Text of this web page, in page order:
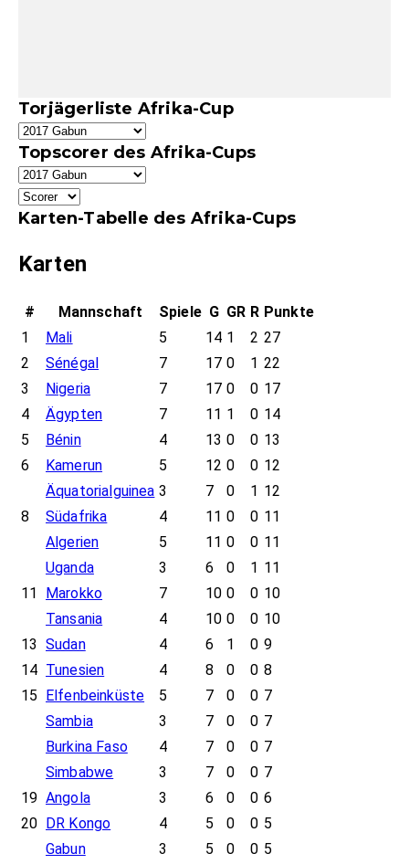
Torjägerliste Afrika-Cup
Topscorer des Afrika-Cups
Karten-Tabelle des Afrika-Cups
Karten
# Mannschaft Spiele G GR R Punkte
1
Mali 5 14 1 2 27
2
Sénégal 7 17 0 1 22
3
Nigeria 7 17 0 0 17
4
Ägypten 7 11 1 0 14
5
Bénin 4 13 0 0 13
6
Kamerun 5 12 0 0 12
Äquatorialguinea 3 7 0 1 12
8
Südafrika 4 11 0 0 11
Algerien
5 11 0 0 11
Uganda
3 6 0 1 11
11
Marokko 7 10 0 0 10
Tansania
4 10 0 0 10
13 Sudan 4 6 1 0 9
14 Tunesien 4 8 0 0 8
15 Elfenbeinküste 5 7 0 0 7
Sambia
3 7 0 0 7
Burkina Faso
4 7 0 0 7
Simbabwe
3 7 0 0 7
19 Angola 3 6 0 0 6
20 DR Kongo 4 5 0 0 5
Gabun
3 5 0 0 5